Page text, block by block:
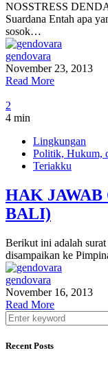
NOSSTRESS
Suardana Entah apa
sosok…
gendovara
November 23, 2013
Read More
2
4 min
Lingkungan
Politik, Hukum,
Teriakku
HAK JAWAB
BALI)
Berikut ini adalah
disampaikan ke
gendovara
November 16, 2013
Read More
Recent Posts